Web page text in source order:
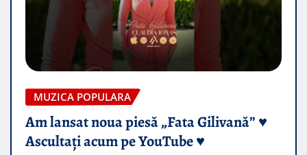
MUZICA POPULARA
Am lansat noua piesă „Fata Gilivană” ♥️
Ascultați acum pe YouTube ♥️